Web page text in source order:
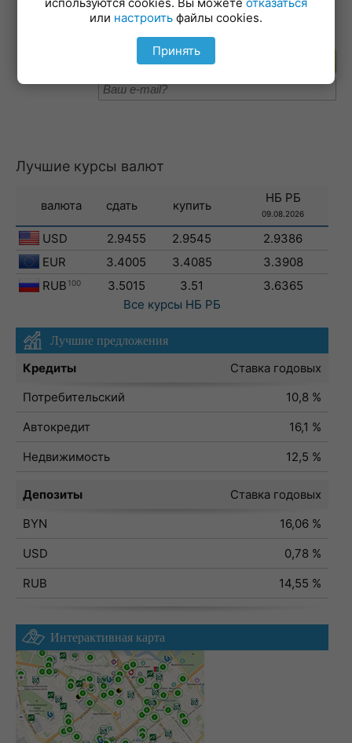
19-02-2026
Подпишитесь на рассылку
Лучшие курсы валют
валюта сдать купить
НБ РБ
09.08.2026
USD 2.9455 2.9545
2.9386
EUR
3.4005 3.4085
3.3908
RUB 100 3.5015 3.51
3.6365
Все курсы НБ РБ
Лучшие предложения
Кредиты
Ставка годовых
Потребительский
10,8 %
Автокредит
16,1 %
Недвижимость
12,5 %
Депозиты
Ставка годовых
BYN
16,06 %
USD
0,78 %
RUB
14,55 %
Интерактивная карта
или настроить файлы cookies.
Принять